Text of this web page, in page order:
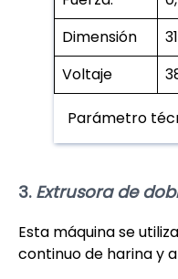
Dimensión
Voltaje
Parámetro
3. Extrusora de
Esta máquina se
continuo de harina y